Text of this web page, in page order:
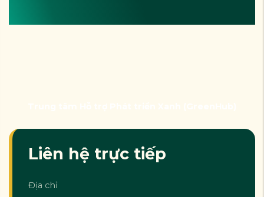
Liên hệ trực tiếp
Địa chỉ